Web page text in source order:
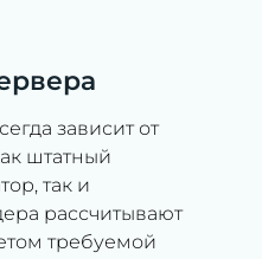
зависит от
штатный
так и
рассчитывают
требуемой